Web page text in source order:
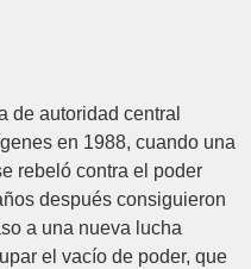
de autoridad central
en 1988, cuando una
rebeló contra el poder
después consiguieron
a una nueva lucha
el vacío de poder, que